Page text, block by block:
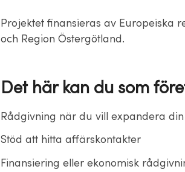
Projektet finansieras av Europeiska
och Region Östergötland.
Det här kan du som
Rådgivning när du vill expandera
Stöd att hitta affärskontakter
Finansiering eller ekonomisk